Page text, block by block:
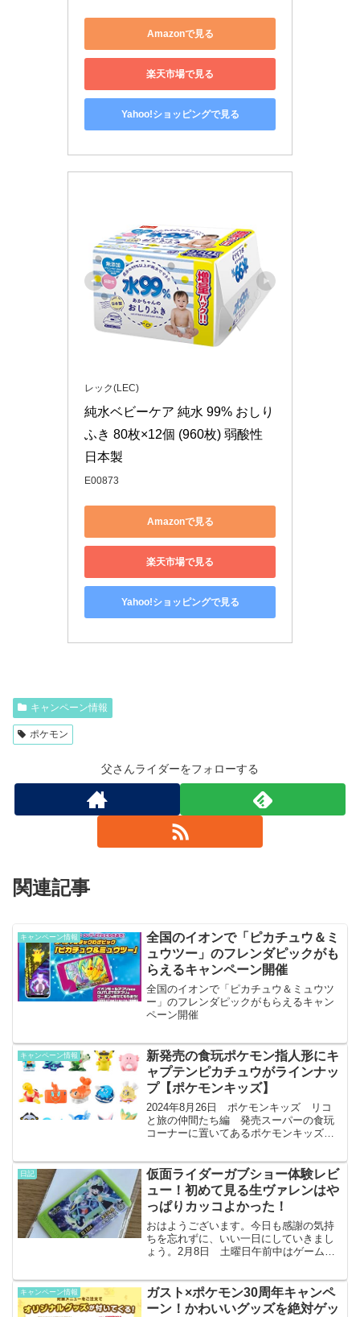
Amazonで見る
楽天市場で見る
Yahoo!ショッピングで見る
レック(LEC)
純水ベビーケア 純水 99% おしり
ふき 80枚×12個 (960枚) 弱酸性
日本製
E00873
Amazonで見る
楽天市場で見る
Yahoo!ショッピングで見る
キャンペーン情報
ポケモン
父さんライダーをフォローする
関連記事
キャンペーン情報
全国のイオンで「ピカチュウ＆ミ
ュウツー」のフレンダピックがも
らえるキャンペーン開催
全国のイオンで「ピカチュウ＆ミュウツ
ー」のフレンダピックがもらえるキャン
ペーン開催
キャンペーン情報
新発売の食玩ポケモン指人形にキ
ャプテンピカチュウがラインナッ
プ【ポケモンキッズ】
2024年8月26日 ポケモンキッズ リコ
と旅の仲間たち編 発売スーパーの食玩
コーナーに置いてあるポケモンキッズに
モン中心のラインナップです。特にキャ
プテンピカチュウやテラパゴス、リコ＆
ニャローテはゲット...
日記
仮面ライダーガブショー体験レビ
ュー！初めて見る生ヴァレンはや
っぱりカッコよかった！
おはようございます。今日も感謝の気持
ちを忘れずに、いい一日にしていきまし
ょう。2月8日 土曜日午前中はゲームセ
パゴスのピックがもらえるキャンペーン
の開始日です。メザスタ時代は開始日の
午前中にはすでに配布終...
キャンペーン情報
ガスト×ポケモン30周年キャンペ
ーン！かわいいグッズを絶対ゲッ